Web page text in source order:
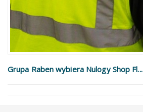
Grupa Raben wybiera Nulogy Shop Fl...